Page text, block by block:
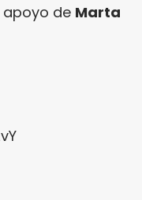
apoyo de Marta